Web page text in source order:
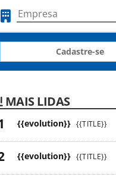
Cadastre-se
MAIS LIDAS
{{evolution}} {{TITLE}}
{{evolution}} {{TITLE}}